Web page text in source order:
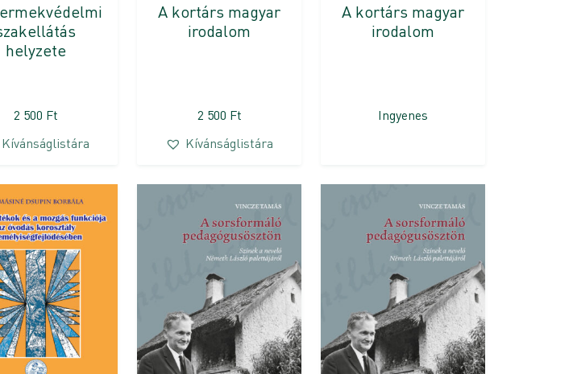
helyzete
2 500 Ft
Kívánságlistára
A kortárs magyar
irodalom
2 500 Ft
Kívánságlistára
A kortárs magyar
irodalom
Ingyenes